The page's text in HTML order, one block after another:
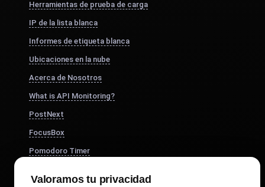
Herramientas de prueba de carga
IP de la lista blanca
Informes de etiqueta blanca
Ubicaciones en la nube
Acerca de Nosotros
What is API Monitoring?
PostNext
FocusBox
Pomodoro Timer
Valoramos tu privacidad